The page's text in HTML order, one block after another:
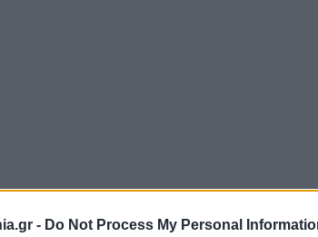
- Do Not Process My Personal